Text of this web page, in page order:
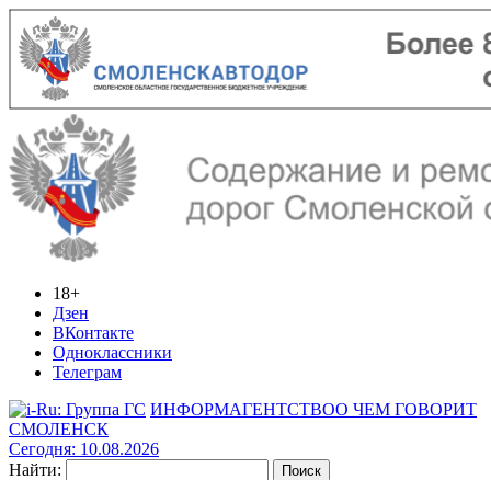
18+
Дзен
ВКонтакте
Одноклассники
Телеграм
ИНФОРМАГЕНТСТВОО ЧЕМ ГОВОРИТ
СМОЛЕНСК
Сегодня: 10.08.2026
Найти: